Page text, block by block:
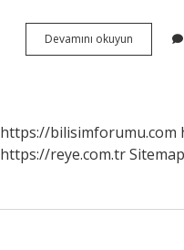
Devamını okuyun
Senede
https://bilisimforumu.com
https://reye.com.trSitemap